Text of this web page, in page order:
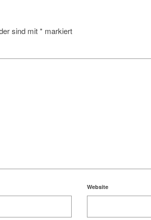
sind mit* markiert
Website